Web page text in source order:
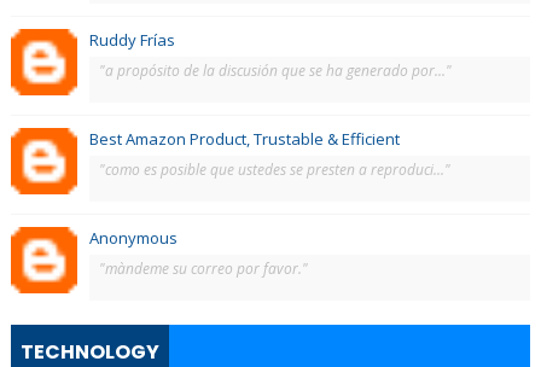
Ruddy Frías
"a propósito de la discusión que se ha generado por..."
Best Amazon Product, Trustable & Efficient
"como es posible que ustedes se presten a reproduci..."
Anonymous
"màndeme su correo por favor."
TECHNOLOGY